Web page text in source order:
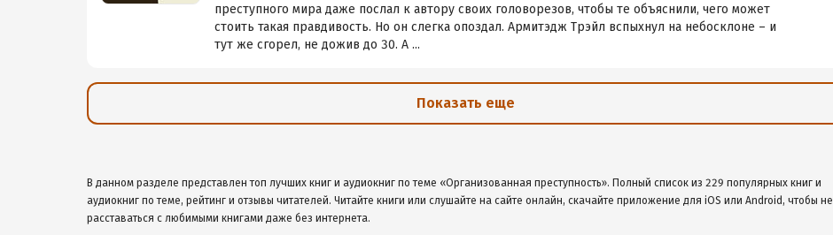
преступного мира даже послал к автору своих головорезов, чтобы те объяснили, чего может
стоить такая правдивость. Но он слегка опоздал. Армитэдж Трэйл вспыхнул на небосклоне – и
тут же сгорел, не дожив до 30. А ...
Показать еще
В данном разделе представлен топ лучших книг и аудиокниг по теме «Организованная преступность». Полный список из 229 популярных книг и
аудиокниг по теме, рейтинг и отзывы читателей. Читайте книги или слушайте на сайте онлайн, скачайте приложение для iOS или Android, чтобы не
расставаться с любимыми книгами даже без интернета.